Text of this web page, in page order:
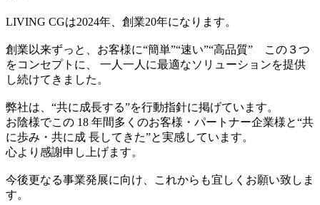
LIVING CGは2024年、創業20年になります。
創業以来ずっと、お客様に“簡単”“速い”“高品質” この３つ
をコンセプトに、 一人一人に最適なソリューションを提供
し続けてきました。
弊社は、“共に成長する”を行動指針に掲げています。
お陰様でこの 18 年間多くのお客様・パートナー企業様と“共
に歩み・共に成 長してきた”と実感しています。
心より感謝申し上げます。
今後更なる事業発展に向け、これからも宜しくお願い致しま
す。